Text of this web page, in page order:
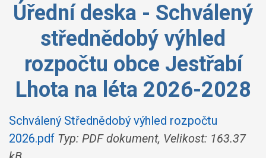
Úřední deska - Schválený
střednědobý výhled
rozpočtu obce Jestřabí
Lhota na léta 2026-2028
Schválený Střednědobý výhled rozpočtu
2026.pdf Typ: PDF dokument, Velikost: 163.37